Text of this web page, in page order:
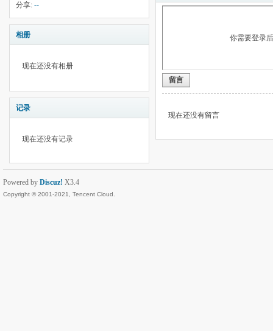
分享: --
相册
现在还没有相册
记录
现在还没有记录
你需要登录
留言
现在还没有留言
Powered by Discuz! X3.4
Copyright © 2001-2021, Tencent Cloud.